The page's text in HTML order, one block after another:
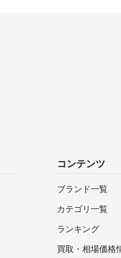
コンテンツ
ブランド一覧
カテゴリ一覧
ランキング
買取・相場価格